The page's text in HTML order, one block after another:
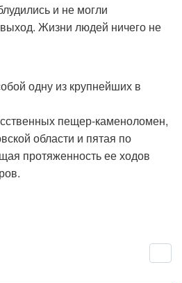
и не могли
Жизни людей ничего не
одну из крупнейших в
пещер-каменоломен,
области и пятая по
протяженность ее ходов